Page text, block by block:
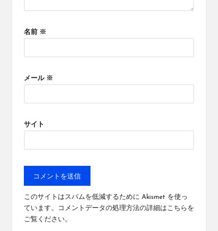
名前 ※
メール ※
サイト
このサイトはスパムを低減するために Akismet を使っ
ています。
コメントデータの処理方法の詳細はこちらを
ご覧ください。